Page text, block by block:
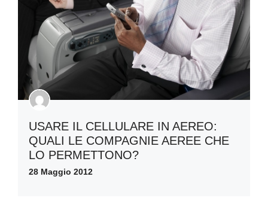
USARE IL CELLULARE IN AEREO:
QUALI LE COMPAGNIE AEREE CHE
LO PERMETTONO?
28 Maggio 2012